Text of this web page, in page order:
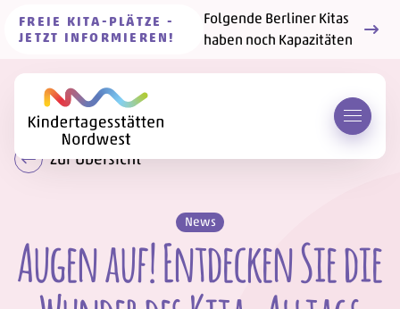
FREIE KITA-PLÄTZE -
JETZT INFORMIEREN!
Folgende Berliner Kitas
haben noch Kapazitäten
Zur Übersicht
News
Augen auf! Entdecken Sie die